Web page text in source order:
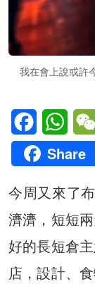
我在會上說或許
Facebook
Share
今周又來了
濟濟，短短
好的長短倉
店，設計、